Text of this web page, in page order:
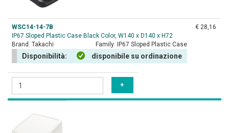
WSC14-14-7B
IP67 Sloped Plastic Case Black Color, W140 x D140 x H72
Brand: Takachi Family: IP67 Sloped Plastic Case
Disponibilità: disponibile su ordinazione
€ 28,16